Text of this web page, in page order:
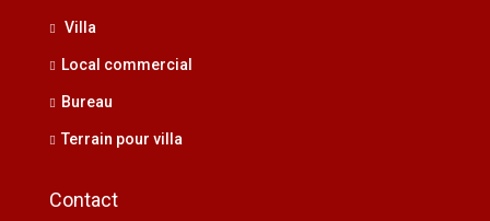
Villa
Local commercial
Bureau
Terrain pour villa
Contact